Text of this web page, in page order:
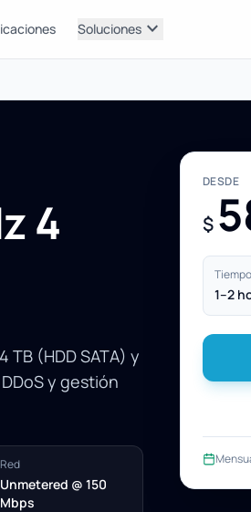
Soluciones expand_more
4
(HDD SATA) y
y gestión
Red
Unmetered @ 150
Mbps
DESDE
$
1–2